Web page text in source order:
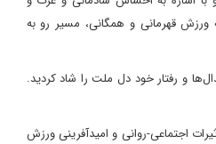
ورزش قهرمانی و همگانی، مسیر رو به
و رفتار خود دل ملت را شاد کردید.
اجتماعی-روانی و امیدآفرینی ورزش